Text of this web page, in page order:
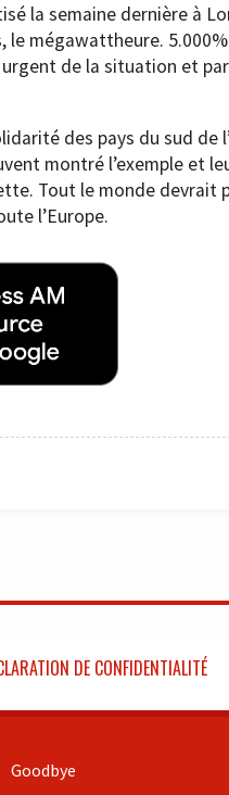
la semaine dernière à
le mégawattheure.
de la situation et
des pays du sud de
montré l’exemple et
Tout le monde devrait
l’Europe.
DE CONFIDENTIALITÉ
Goodbye